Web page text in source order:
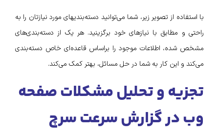
با استفاده از تصویر زیر، شما می‌توانید دسته‌بندیهای مورد نیازتان را به
راحتی و مطابق با نیازهای خود برگزینید. هر یک از دسته‌بندی‌های
مشخص شده، اطلاعات موجود را براساس قاعده‌ای خاص دسته‌بندی
می‌کند و این کار به شما در حل مسائل، بهتر کمک می‌کند.
تجزیه و تحلیل مشکلات صفحه
وب در گزارش سرعت سرچ